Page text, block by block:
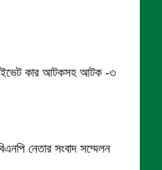
কার আটকসহ আটক -৩
নেতার সংবাদ সম্মেলন